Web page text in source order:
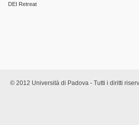
DEI Retreat
© 2012 Università di Padova - Tutti i diritti